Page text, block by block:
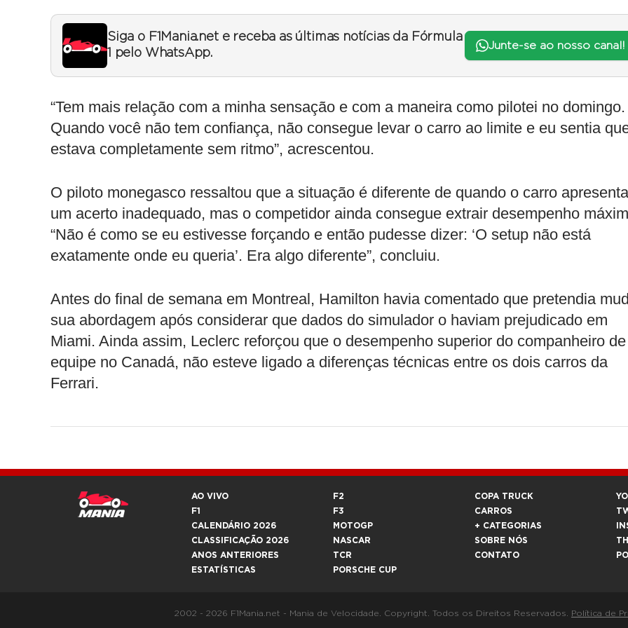
Siga o F1Mania.net e receba as últimas notícias da Fórmula
1 pelo WhatsApp.
Junte-se ao nosso canal!
“Tem mais relação com a minha sensação e com a maneira como pilotei no domingo.
Quando você não tem confiança, não consegue levar o carro ao limite e eu sentia
estava completamente sem ritmo”, acrescentou.
O piloto monegasco ressaltou que a situação é diferente de quando o carro apresenta
um acerto inadequado, mas o competidor ainda consegue extrair desempenho
“Não é como se eu estivesse forçando e então pudesse dizer: ‘O setup não está
exatamente onde eu queria’. Era algo diferente”, concluiu.
Antes do final de semana em Montreal, Hamilton havia comentado que pretendia
sua abordagem após considerar que dados do simulador o haviam prejudicado em
Miami. Ainda assim, Leclerc reforçou que o desempenho superior do companheiro de
equipe no Canadá, não esteve ligado a diferenças técnicas entre os dois carros da
Ferrari.
AO VIVO
F1
CALENDÁRIO 2026
CLASSIFICAÇÃO 2026
ANOS ANTERIORES
ESTATÍSTICAS
F2
F3
MOTOGP
NASCAR
TCR
PORSCHE CUP
COPA TRUCK
CARROS
+ CATEGORIAS
SOBRE NÓS
CONTATO
2002 - 2026 F1Mania.net - Mania de Velocidade. Copyright. Todos os Direitos Reservados. Política de